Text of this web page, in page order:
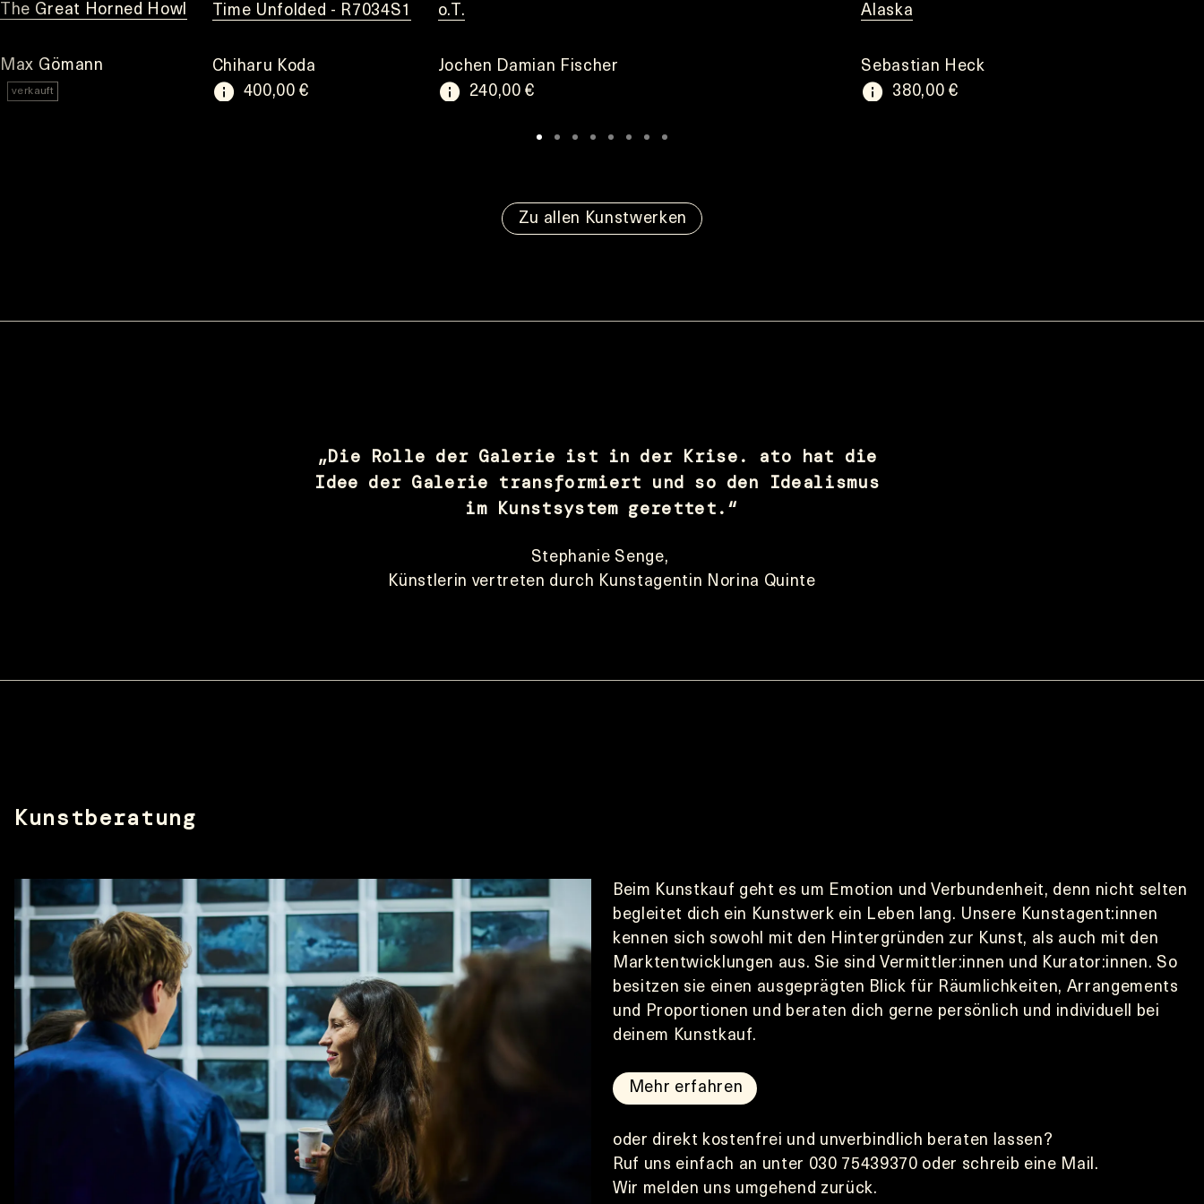
The Great Horned Howl
Max Gömann
verkauft
Time Unfolded - R7034S1
Chiharu Koda
400,00 €
o.T.
Jochen Damian Fischer
240,00 €
Alaska
Sebastian Heck
380,00 €
Zu allen Kunstwerken
„Die Rolle der Galerie ist in der Krise. ato hat die
Idee der Galerie transformiert und so den Idealismus
im Kunstsystem gerettet.“
Stephanie Senge,
Künstlerin vertreten durch Kunstagentin Norina Quinte
Kunstberatung
Beim Kunstkauf geht es um Emotion und Verbundenheit, denn nicht selten
begleitet dich ein Kunstwerk ein Leben lang. Unsere Kunstagent:innen
kennen sich sowohl mit den Hintergründen zur Kunst, als auch mit den
Marktentwicklungen aus. Sie sind Vermittler:innen und Kurator:innen. So
besitzen sie einen ausgeprägten Blick für Räumlichkeiten, Arrangements
und Proportionen und beraten dich gerne persönlich und individuell bei
deinem Kunstkauf.
Mehr erfahren
oder direkt kostenfrei und unverbindlich beraten lassen?
Ruf uns einfach an unter 030 75439370 oder schreib eine Mail.
Wir melden uns umgehend zurück.